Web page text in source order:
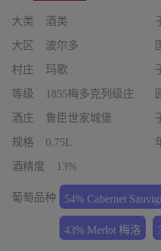
大类 酒类
大区 波尔多
村庄 玛歌
等级 1855梅多克列级庄
酒庄 鲁臣世家城堡
规格 0.75L
酒精度 13%
葡萄品种 54% Cabernet
43% Merlot 梅洛